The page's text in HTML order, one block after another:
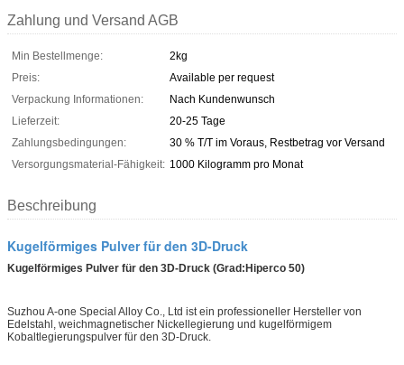
Zahlung und Versand AGB
Min Bestellmenge:
2kg
Preis:
Available per request
Verpackung Informationen:
Nach Kundenwunsch
Lieferzeit:
20-25 Tage
Zahlungsbedingungen:
30 % T/T im Voraus, Restbetrag vor Versand
Versorgungsmaterial-Fähigkeit: 1000 Kilogramm pro Monat
Beschreibung
Kugelförmiges Pulver für den 3D-Druck
Kugelförmiges Pulver für den 3D-Druck (Grad:Hiperco 50)
Suzhou A-one Special Alloy Co., Ltd ist ein professioneller Hersteller von
Edelstahl, weichmagnetischer Nickellegierung und kugelförmigem
Kobaltlegierungspulver für den 3D-Druck.